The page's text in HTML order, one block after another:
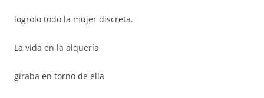
logrolo todo la mujer discreta.
La vida en la alquería
giraba en torno de ella